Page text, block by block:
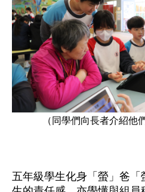
（同學們向長者介紹他
五年級學生化身「螢」爸